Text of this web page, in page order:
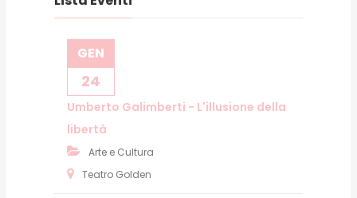
GEN
24
Umberto Galimberti - L'illusione della
libertà
Arte e Cultura
Teatro Golden